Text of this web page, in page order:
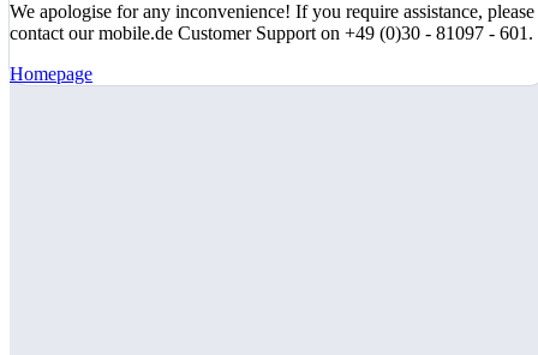
We apologise for any inconvenience! If you require assistance, please
contact our mobile.de Customer Support on +49 (0)30 - 81097 - 601.
Homepage